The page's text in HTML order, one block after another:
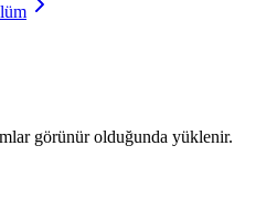
görünür olduğunda yüklenir.